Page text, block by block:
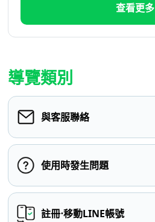
查看更多
導覽類別
與客服聯絡
使用時發生問題
註冊⋅移動LINE帳號